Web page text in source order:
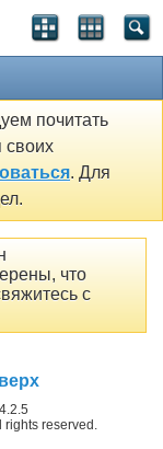
почитать
своих
. Для
что
с
reserved.